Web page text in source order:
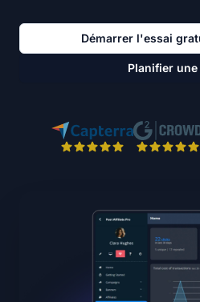
Démarrer l'essai
Planifier une